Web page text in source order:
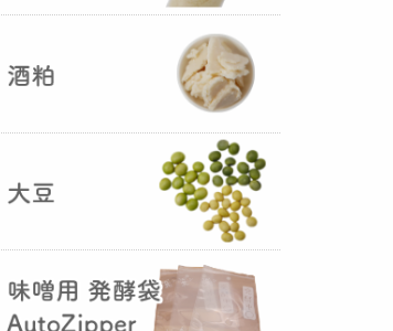
おたまやジャン 辛味噌発売！
5つの素材だけで出来た辛味
おたまやジャ
』が登場しました！そのままで
も、薬味や調味料を足しても利用
できます。